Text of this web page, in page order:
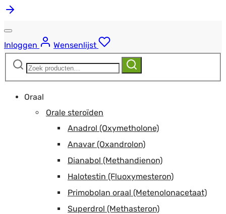
Inloggen
Wensenlijst
Zoeken
Zoeken
Oraal
Orale steroïden
Anadrol (Oxymetholone)
Anavar (Oxandrolon)
Dianabol (Methandienon)
Halotestin (Fluoxymesteron)
Primobolan oraal (Metenolonacetaat)
Superdrol (Methasteron)